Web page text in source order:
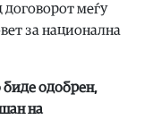
договорот меѓу
за национална
одобрен,
на